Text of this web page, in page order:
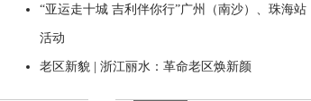
“亚运走十城 吉利伴你行”广州（南沙）、珠海站
活动
老区新貌 | 浙江丽水：革命老区焕新颜